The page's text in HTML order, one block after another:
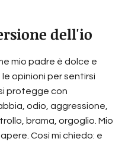
dell'io
mio padre è dolce e
opinioni per sentirsi
protegge con
odio, aggressione,
brama, orgoglio. Mio
Così mi chiedo: e